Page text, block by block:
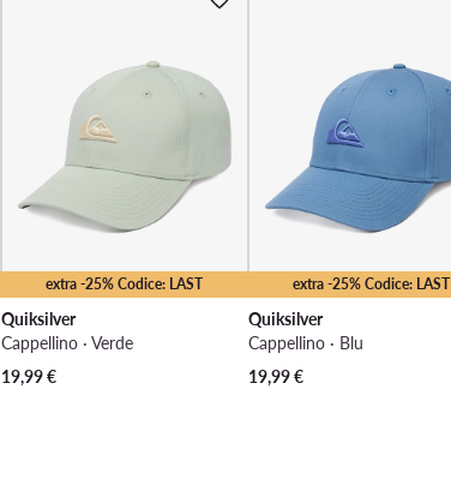
extra -25% Codice: LAST
Quiksilver
Cappellino · Verde
19,99€
extra -25% Codice: LAST
Quiksilver
Cappellino · Blu
19,99€